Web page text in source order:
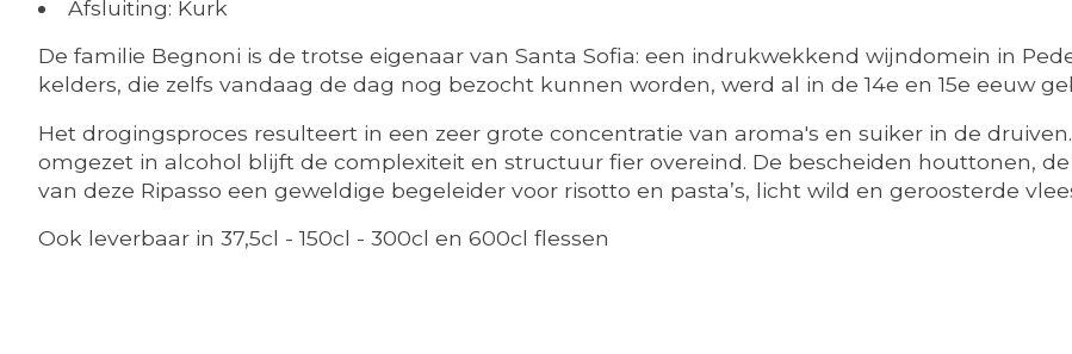
Afsluiting: Kurk
De familie Begnoni is de trotse eigenaar van Santa Sofia: een indrukwekkend wijndomein in
kelders, die zelfs vandaag de dag nog bezocht kunnen worden, werd al in de 14e en 15e eeuw
Het drogingsproces resulteert in een zeer grote concentratie van aroma's en suiker in de
omgezet in alcohol blijft de complexiteit en structuur fier overeind. De bescheiden houttonen,
van deze Ripasso een geweldige begeleider voor risotto en pasta’s, licht wild en geroosterde
Ook leverbaar in 37,5cl - 150cl - 300cl en 600cl flessen